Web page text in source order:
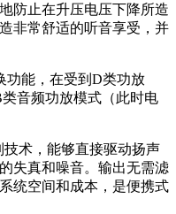
防止在升压电压下降所造
非常舒适的听音享受，并
功能，在受到D类功放
音频功放模式（此时电
术，能够直接驱动扬声
失真和噪音。输出无需滤
统空间和成本，是便携式